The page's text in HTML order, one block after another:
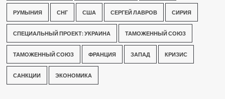
РУМЫНИЯ СНГ США СЕРГЕЙ ЛАВРОВ СИРИЯ
СПЕЦИАЛЬНЫЙ ПРОЕКТ: УКРАИНА ТАМОЖЕННЫЙ СОЮЗ
ТАМОЖЕННЫЙ СОЮЗ ФРАНЦИЯ ЗАПАД КРИЗИС
САНКЦИИ ЭКОНОМИКА